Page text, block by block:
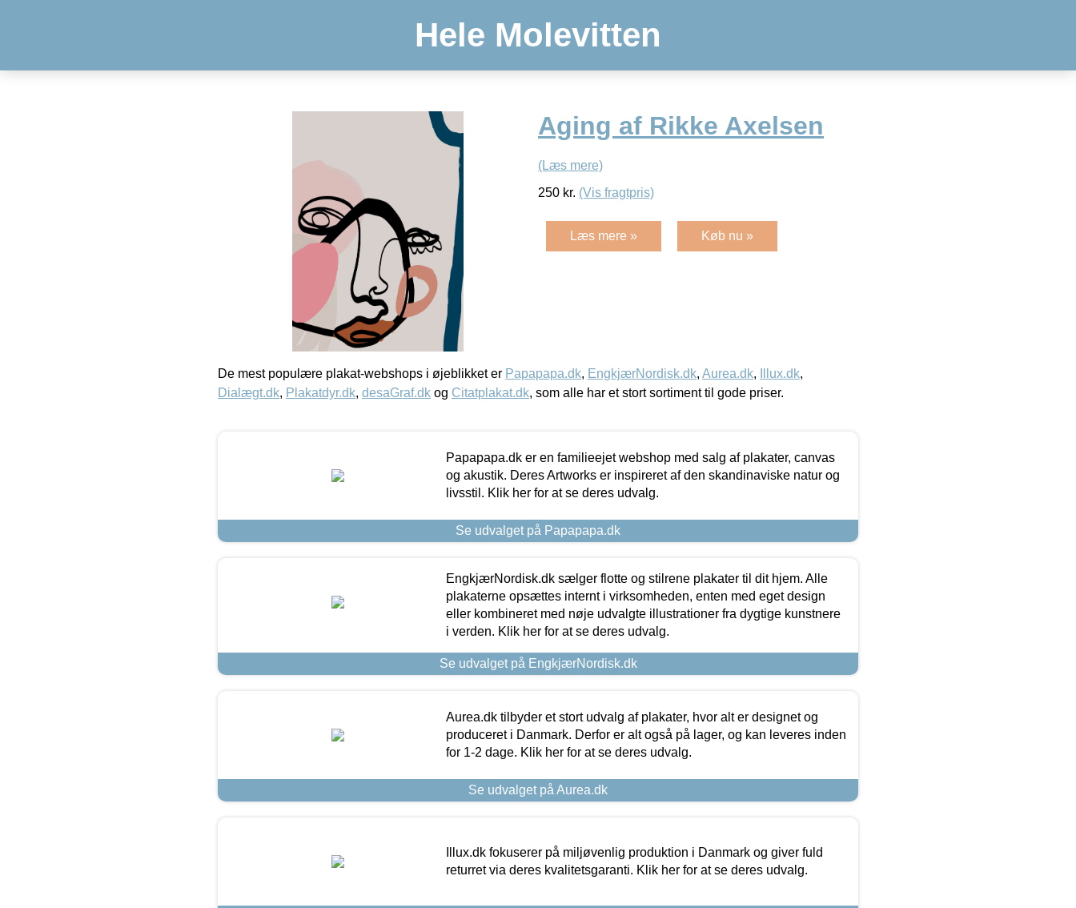
Hele Molevitten
Aging af Rikke Axelsen
(Læs mere)
250 kr. (Vis fragtpris)
Læs mere » Køb nu »
De mest populære plakat-webshops i øjeblikket er Papapapa.dk, EngkjærNordisk.dk, Aurea.dk, Illux.dk,
Dialægt.dk, Plakatdyr.dk, desaGraf.dk og Citatplakat.dk, som alle har et stort sortiment til gode priser.
Papapapa.dk er en familieejet webshop med salg af plakater, canvas
og akustik. Deres Artworks er inspireret af den skandinaviske natur og
livsstil. Klik her for at se deres udvalg.
Se udvalget på Papapapa.dk
EngkjærNordisk.dk sælger flotte og stilrene plakater til dit hjem. Alle
plakaterne opsættes internt i virksomheden, enten med eget design
eller kombineret med nøje udvalgte illustrationer fra dygtige kunstnere
i verden. Klik her for at se deres udvalg.
Se udvalget på EngkjærNordisk.dk
Aurea.dk tilbyder et stort udvalg af plakater, hvor alt er designet og
produceret i Danmark. Derfor er alt også på lager, og kan leveres inden
for 1-2 dage. Klik her for at se deres udvalg.
Se udvalget på Aurea.dk
Illux.dk fokuserer på miljøvenlig produktion i Danmark og giver fuld
returret via deres kvalitetsgaranti. Klik her for at se deres udvalg.